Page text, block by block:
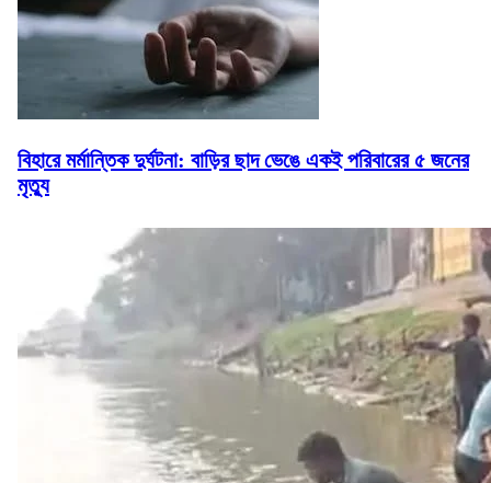
বিহারে মর্মান্তিক দুর্ঘটনা: বাড়ির ছাদ ভেঙে একই পরিবারের ৫ জনের
মৃত্যু